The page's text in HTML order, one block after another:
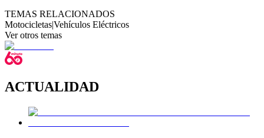
TEMAS RELACIONADOS
Motocicletas|Vehículos Eléctricos
Ver otros temas
ACTUALIDAD